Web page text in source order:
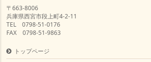
〒663-8006
兵庫県西宮市段上町4-2-11
TEL 0798-51-0176
FAX 0798-51-9863
トップページ